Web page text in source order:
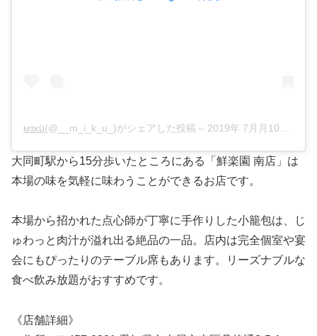
мɪκ ü(@__m_i_k_u_)がシェアした投稿 – 2019年 7月月10日午前5時26分PDT
大同町駅から15分歩いたところにある「鮮楽園 南店」は
本場の味を気軽に味わうことができるお店です。
本場から招かれた点心師が丁寧に手作りした小籠包は、じ
ゅわっと肉汁が溢れ出る絶品の一品。店内は完全個室や宴
会にもぴったりのテーブル席もあります。リーズナブルな
食べ飲み放題がおすすめです。
《店舗詳細》